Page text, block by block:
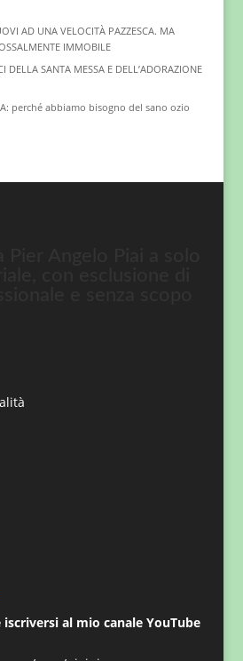
AD UNA VELOCITÀ PAZZESCA. MA
IMMOBILE
DELLA SANTA MESSA E DELL’ADORAZIONE
perché abbiamo bisogno del sano ozio
iscriversi al mio canale YouTube